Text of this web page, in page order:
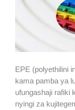
EPE (polyethilini
kama pamba ya
ufungashaji rafiki
nyingi za